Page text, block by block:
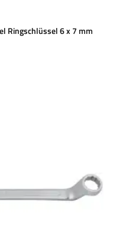
Ringschlüssel 6 x 7 mm